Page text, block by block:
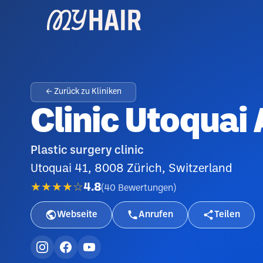
← Zurück zu Kliniken
Clinic Utoquai
Plastic surgery clinic
Utoquai 41, 8008 Zürich, Switzerland
★★★★☆4.8(40 Bewertungen )
Webseite Anrufen Teilen